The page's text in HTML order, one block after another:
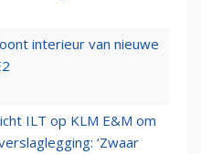
interieur van nieuwe
ILT op KLM E&M om
‘Zwaar